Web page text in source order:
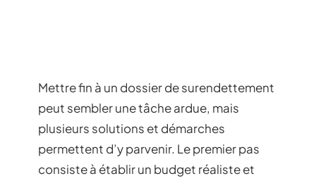
Mettre fin à un dossier de surendettement
peut sembler une tâche ardue, mais
plusieurs solutions et démarches
permettent d’y parvenir. Le premier pas
consiste à établir un budget réaliste et